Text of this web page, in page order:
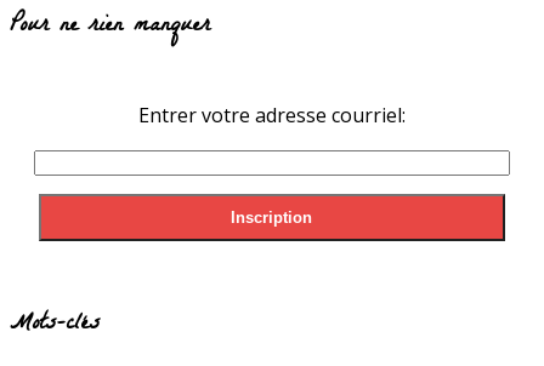
Pour ne rien manquer
Entrer votre adresse courriel:
Mots-clés